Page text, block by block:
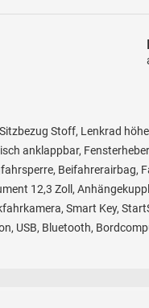
Stoff, Lenkrad
anklappbar,
Beifahrerairbag,
12,3 Zoll,
Smart Key,
USB, Bluetooth,